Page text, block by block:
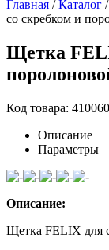
Главная /Каталог /
со скребком и
Щетка
Код товара:
Описание
Параметры
Описание:
Щетка FELIX для